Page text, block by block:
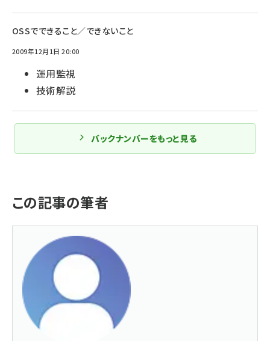
OSSでできること／できないこと
2009年12月1日 20:00
運用監視
技術解説
バックナンバーをもっと見る
この記事の筆者